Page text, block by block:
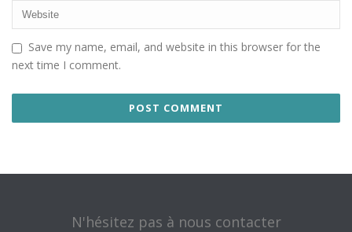
Save my name, email, and website in this browser for the
next time I comment.
N'hésitez pas à nous contacter